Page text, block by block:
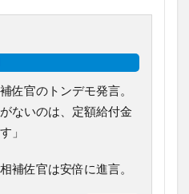
佐官のトンデモ発言。
ないのは、定額給付金
」
補佐官は安倍に進言。